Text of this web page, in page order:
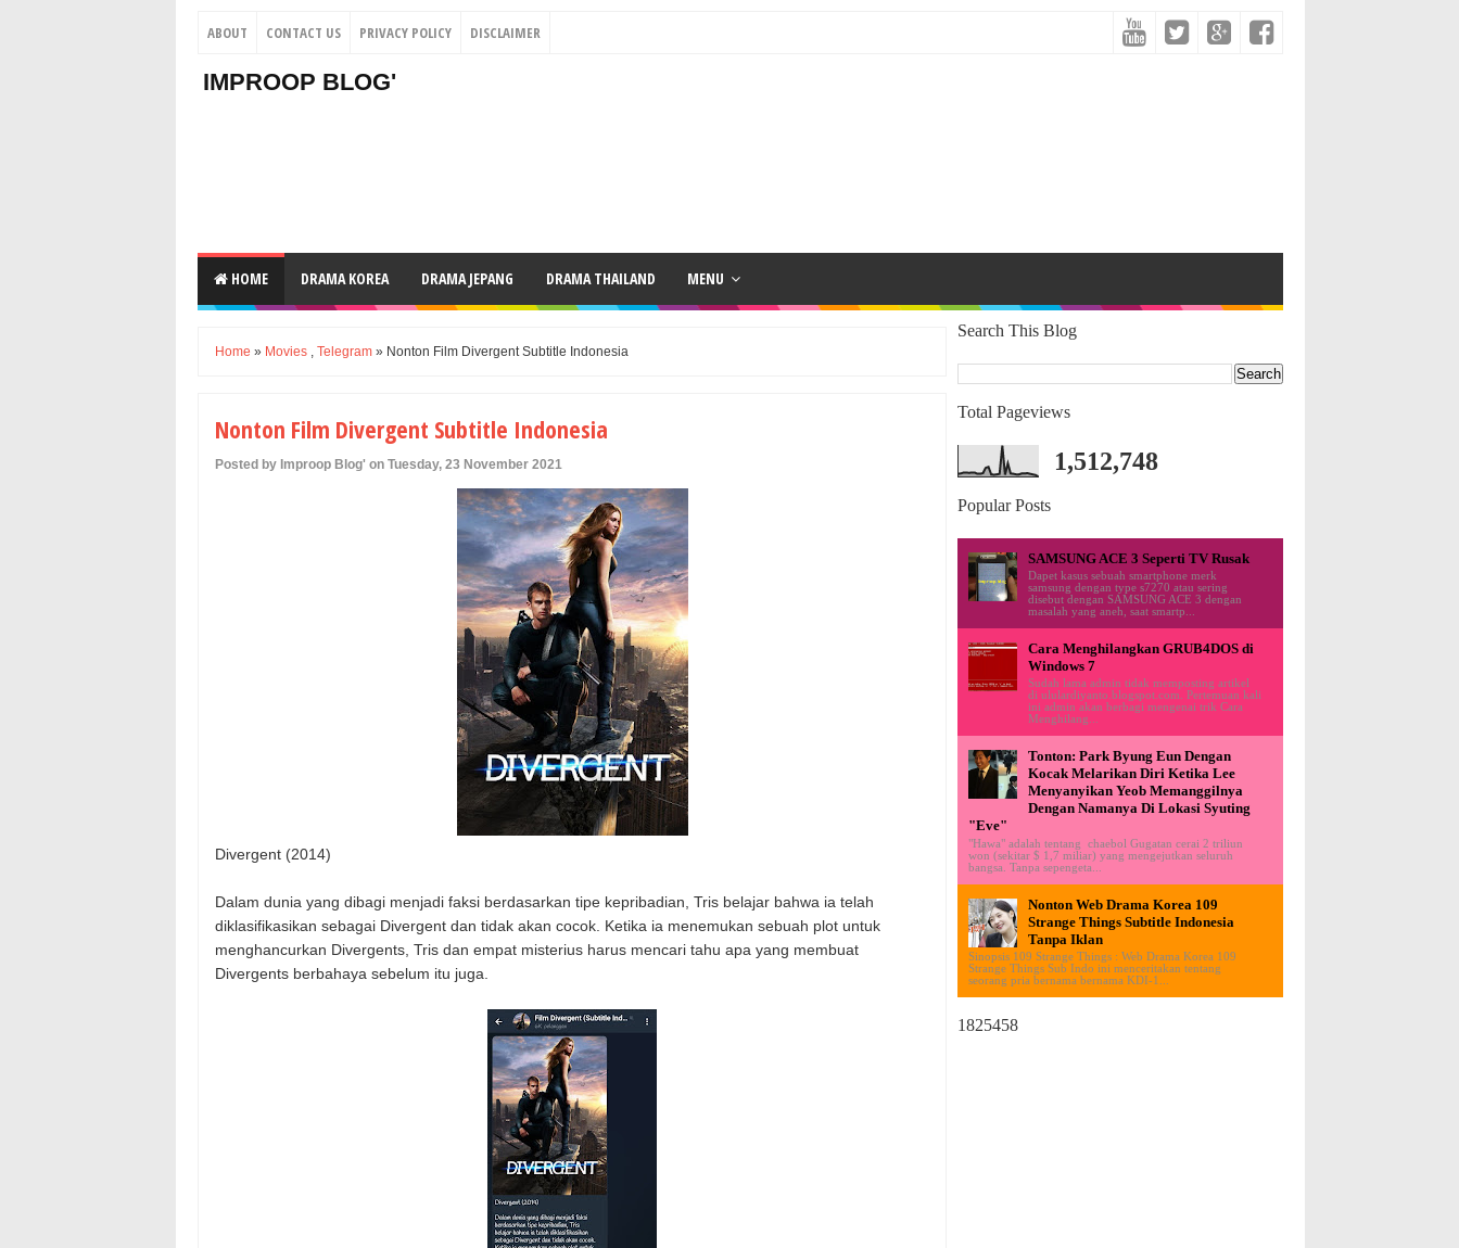
ABOUT CONTACT US PRIVACY POLICY DISCLAIMER
IMPROOP BLOG'
HOME DRAMA KOREA DRAMA JEPANG DRAMA THAILAND MENU
Home » Movies , Telegram » Nonton Film Divergent Subtitle Indonesia
Nonton Film Divergent Subtitle Indonesia
Posted by Improop Blog' on Tuesday, 23 November 2021
Divergent (2014)
Dalam dunia yang dibagi menjadi faksi berdasarkan tipe kepribadian, Tris belajar bahwa ia telah
diklasifikasikan sebagai Divergent dan tidak akan cocok. Ketika ia menemukan sebuah plot untuk
menghancurkan Divergents, Tris dan empat misterius harus mencari tahu apa yang membuat
Divergents berbahaya sebelum itu juga.
Search This Blog
Total Pageviews
1,512,748
Popular Posts
SAMSUNG ACE 3 Seperti TV Rusak
Dapet kasus sebuah smartphone merk
samsung dengan type s7270 atau sering
disebut dengan SAMSUNG ACE 3 dengan
masalah yang aneh, saat smartp...
Cara Menghilangkan GRUB4DOS di
Windows 7
Sudah lama admin tidak memposting artikel
di ululardiyanto.blogspot.com. Pertemuan kali
ini admin akan berbagi mengenai trik Cara
Menghilang...
Tonton: Park Byung Eun Dengan
Kocak Melarikan Diri Ketika Lee
Menyanyikan Yeob Memanggilnya
Dengan Namanya Di Lokasi Syuting
"Eve"
"Hawa" adalah tentang chaebol Gugatan cerai 2 triliun
won (sekitar $ 1,7 miliar) yang mengejutkan seluruh
bangsa. Tanpa sepengeta...
Nonton Web Drama Korea 109
Strange Things Subtitle Indonesia
Tanpa Iklan
Sinopsis 109 Strange Things : Web Drama Korea 109
Strange Things Sub Indo ini menceritakan tentang
seorang pria bernama bernama KDI-1...
1825458